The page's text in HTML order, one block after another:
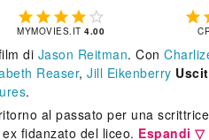
    
MYMOVIES.IT4.00

di Jason Reitman. Con
Reaser, Jill Eikenberry
.
al passato per una
fidanzato del liceo. Espandi ▽